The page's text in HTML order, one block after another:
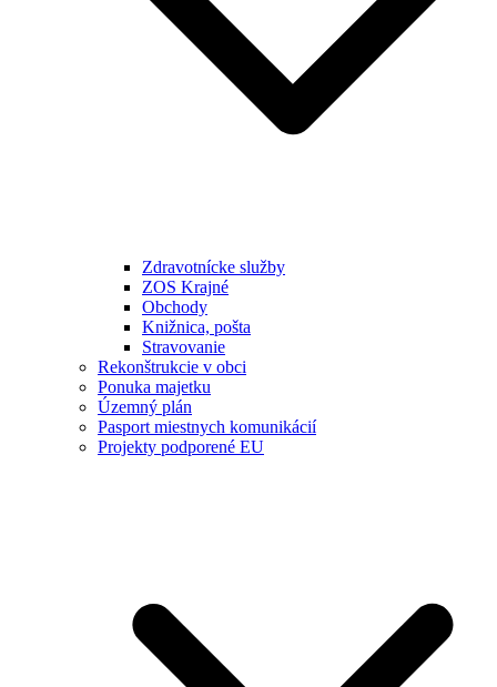
Zdravotnícke služby
ZOS Krajné
Obchody
Knižnica, pošta
Stravovanie
Rekonštrukcie v obci
Ponuka majetku
Územný plán
Pasport miestnych komunikácií
Projekty podporené EU